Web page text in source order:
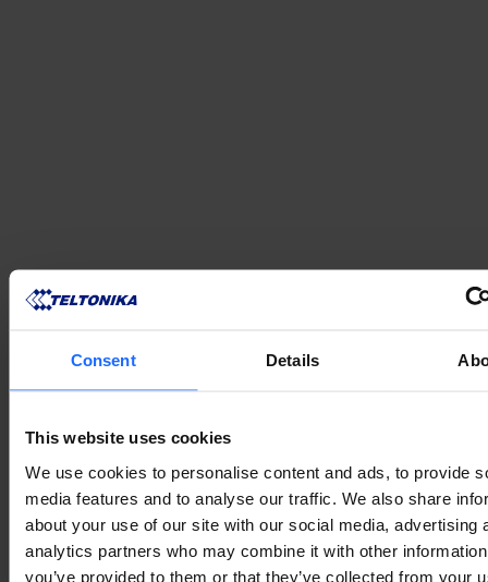
Consent Details
This website uses cookies
We use cookies to personalise content and ads, to provide
media features and to analyse our traffic. We also share
about your use of our site with our social media, advertising
analytics partners who may combine it with other
you’ve provided to them or that they’ve collected from your
СУМІСНІ ПРОДУКТИ
MORE PRODUCTS